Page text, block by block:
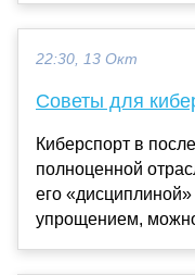
22:30, 13 Окт
Советы для
Киберспорт в
полноценной
его
упрощением,